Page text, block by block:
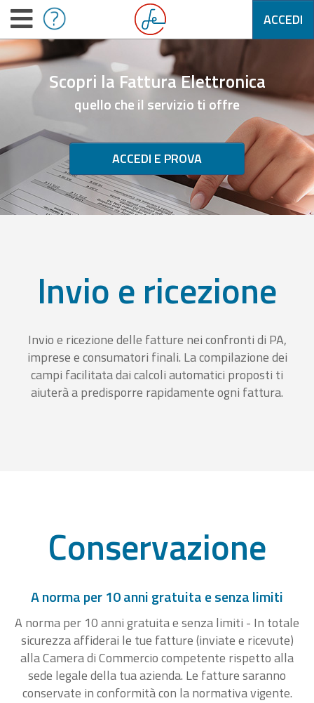
ACCEDI
Scopri la Fattura Elettronica
quello che il servizio ti offre
ACCEDI E PROVA
Invio e ricezione
Invio e ricezione delle fatture nei confronti di PA,
imprese e consumatori finali. La compilazione dei
campi facilitata dai calcoli automatici proposti ti
aiuterà a predisporre rapidamente ogni fattura.
Conservazione
A norma per 10 anni gratuita e senza limiti
A norma per 10 anni gratuita e senza limiti - In totale
sicurezza affiderai le tue fatture (inviate e ricevute)
alla Camera di Commercio competente rispetto alla
sede legale della tua azienda. Le fatture saranno
conservate in conformità con la normativa vigente.